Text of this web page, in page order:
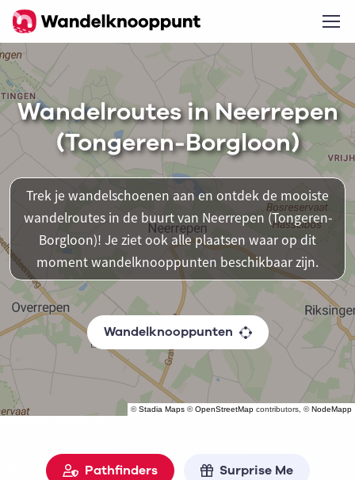
©Stadia Maps ©OpenStreetMap contributors, ©NodeMapp
Wandelroutes in Neerrepen
(Tongeren-Borgloon)
Trek je wandelschoenen aan en ontdek de mooiste
wandelroutes in de buurt van Neerrepen (Tongeren-
Borgloon)! Je ziet ook alle plaatsen waar op dit
moment wandelknooppunten beschikbaar zijn.
Wandelknooppunten
Pathfinders Surprise Me